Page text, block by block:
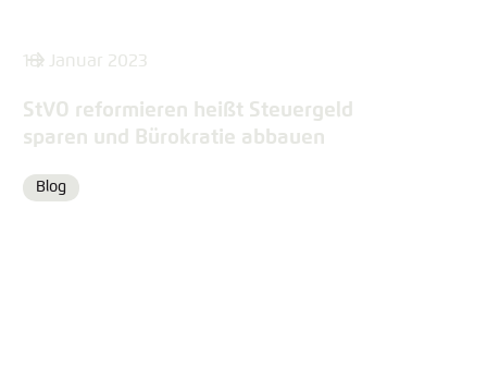
18. Januar 2023
StVO reformieren heißt Steuergeld
sparen und Bürokratie abbauen
Format
Blog